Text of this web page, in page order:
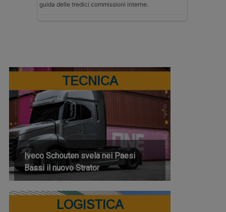
guida delle tredici commissioni interne.
TECNICA
Iveco Schouten svela nei Paesi
Bassi il nuovo Strator
LOGISTICA